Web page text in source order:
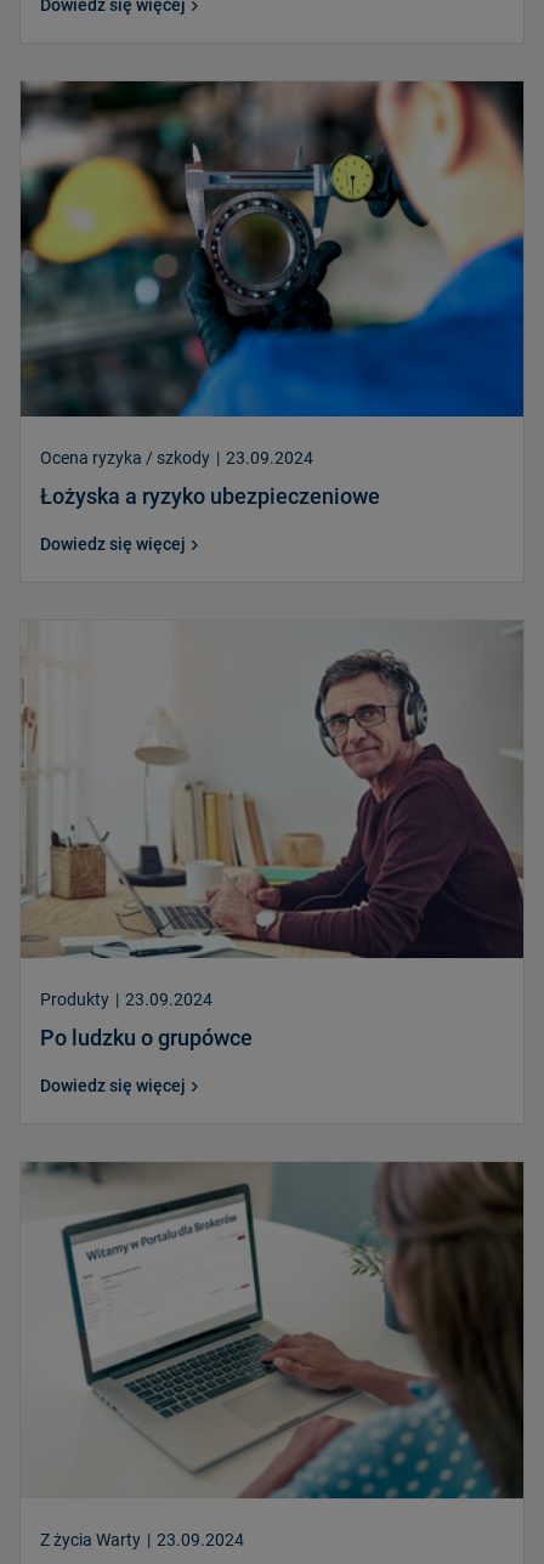
Dowiedz się więcej
Ocena ryzyka / szkody | 23.09.2024
Łożyska a ryzyko ubezpieczeniowe
Dowiedz się więcej
Produkty | 23.09.2024
Po ludzku o grupówce
Dowiedz się więcej
Z życia Warty | 23.09.2024